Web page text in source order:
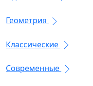
Геометрия
Классические
Современные